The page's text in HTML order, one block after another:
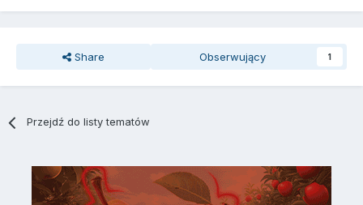
Share Obserwujący 1
Przejdź do listy tematów